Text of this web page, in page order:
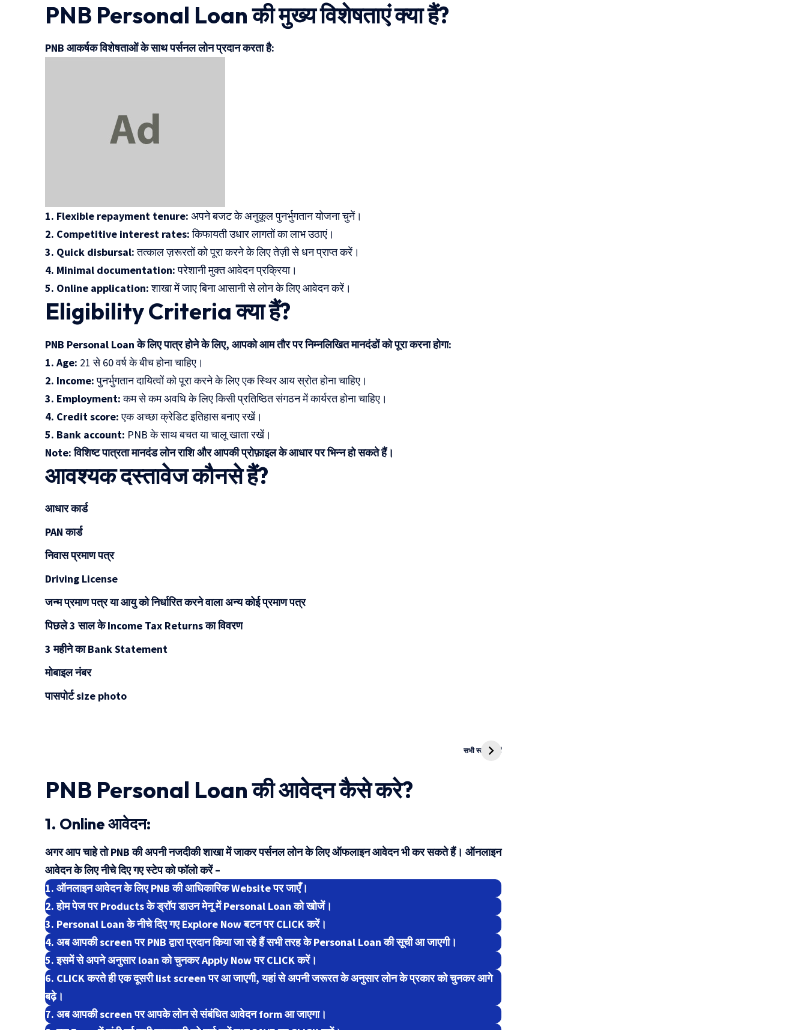
PNB Personal Loan की मुख्य विशेषताएं क्या हैं?
PNB आकर्षक विशेषताओं के साथ पर्सनल लोन प्रदान करता है:
1. Flexible repayment tenure: अपने बजट के अनुकूल पुनर्भुगतान योजना चुनें।
2. Competitive interest rates:किफायती उधार लागतों का लाभ उठाएं।
3. Quick disbursal:तत्काल ज़रूरतों को पूरा करने के लिए तेज़ी से धन प्राप्त करें।
4. Minimal documentation:परेशानी मुक्त आवेदन प्रक्रिया।
5. Online application:शाखा में जाए बिना आसानी से लोन के लिए आवेदन करें।
Eligibility Criteria क्या हैं?
PNB Personal Loan के लिए पात्र होने के लिए, आपको आम तौर पर निम्नलिखित मानदंडों को पूरा करना होगा:
1. Age: 21 से 60 वर्ष के बीच होना चाहिए।
2. Income:पुनर्भुगतान दायित्वों को पूरा करने के लिए एक स्थिर आय स्रोत होना चाहिए।
3. Employment:कम से कम अवधि के लिए किसी प्रतिष्ठित संगठन में कार्यरत होना चाहिए।
4. Credit score:एक अच्छा क्रेडिट इतिहास बनाए रखें।
5. Bank account: PNB के साथ बचत या चालू खाता रखें।
Note: विशिष्ट पात्रता मानदंड लोन राशि और आपकी प्रोफ़ाइल के आधार पर भिन्न हो सकते हैं।
आवश्यक दस्तावेज कौनसे हैं?
आधार कार्ड
PAN कार्ड
निवास प्रमाण पत्र
Driving License
जन्म प्रमाण पत्र या आयु को निर्धारित करने वाला अन्य कोई प्रमाण पत्र
पिछले 3 साल के Income Tax Returns का विवरण
3 महीने का Bank Statement
मोबाइल नंबर
पासपोर्ट size photo
सभी स्टोरी देखें
में Career?
PNB Personal Loan की आवेदन कैसे करे?
1. Online आवेदन:
अगर आप चाहे तो PNB की अपनी नजदीकी शाखा में जाकर पर्सनल लोन के लिए ऑफलाइन आवेदन भी कर सकते हैं। ऑनलाइन
आवेदन के लिए नीचे दिए गए स्टेप को फॉलो करें –
1. ऑनलाइन आवेदन के लिए PNB की आधिकारिक Website पर जाएँ।
2. होम पेज पर Products के ड्रॉप डाउन मेनू में Personal Loan को खोजें।
3. Personal Loan के नीचे दिए गए Explore Now बटन पर CLICK करें।
4. अब आपकी screen पर PNB द्वारा प्रदान किया जा रहे हैं सभी तरह के Personal Loan की सूची आ जाएगी।
5. इसमें से अपने अनुसार loan को चुनकर Apply Now पर CLICK करें।
6. CLICK करते ही एक दूसरी list screen पर आ जाएगी, यहां से अपनी जरूरत के अनुसार लोन के प्रकार को चुनकर आगे
बढ़े।
7. अब आपकी screen पर आपके लोन से संबंधित आवेदन form आ जाएगा।